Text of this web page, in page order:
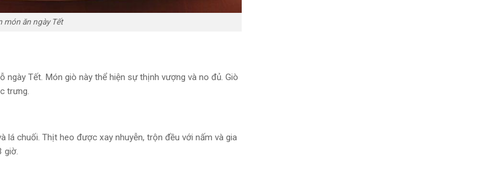
món ăn ngày Tết
Tết. Món giò này thể hiện sự thịnh vượng và no đủ. Giò
trưng.
lá chuối. Thịt heo được xay nhuyễn, trộn đều với nấm và gia
giờ.